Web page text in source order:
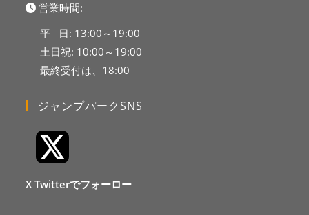
営業時間:
平 日: 13:00～19:00
土日祝: 10:00～19:00
最終受付は、18:00
ジャンプパークSNS
X Twitterでフォーロー